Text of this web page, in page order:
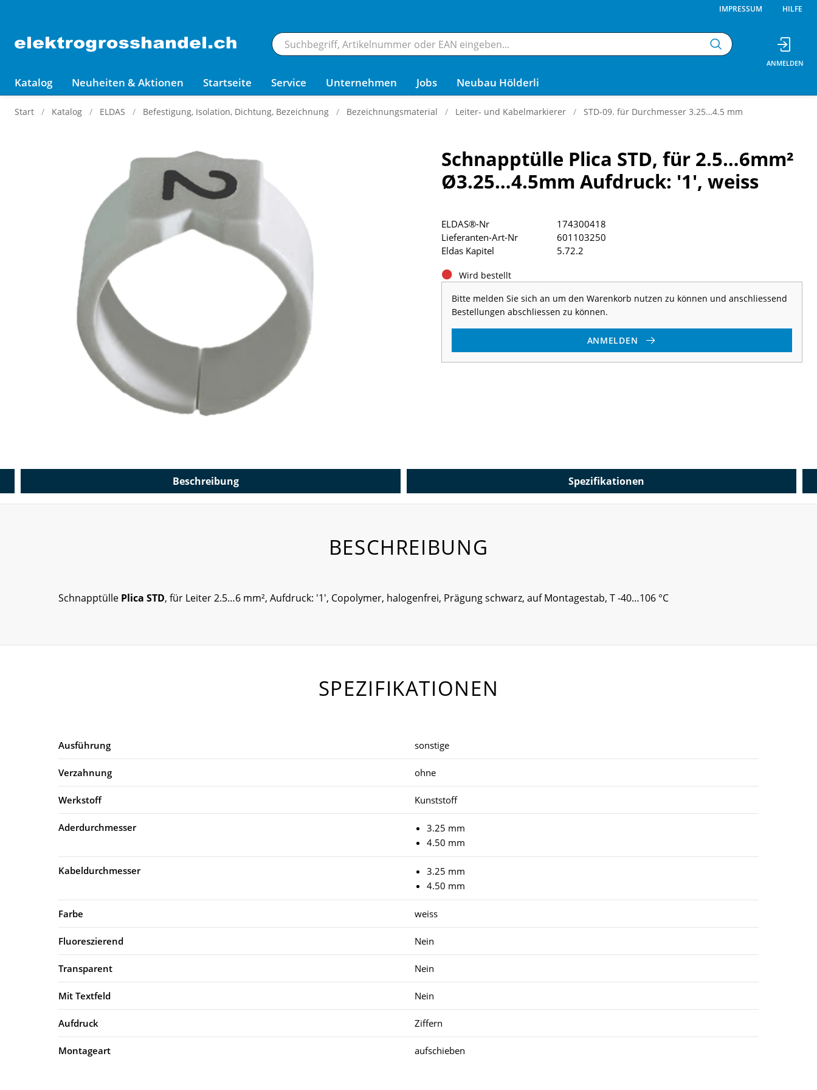
IMPRESSUM HILFE
Katalog Neuheiten & Aktionen Startseite Service Unternehmen Jobs Neubau Hölderli
Start Katalog ELDAS Befestigung, Isolation, Dichtung, Bezeichnung Bezeichnungsmaterial Leiter- und Kabelmarkierer STD-09. für Durchmesser 3.25…4.5 mm
Schnapptülle Plica STD, für 2.5…6mm²
Ø3.25…4.5mm Aufdruck: '1', weiss
Wird bestellt
Bitte melden Sie sich an um den Warenkorb nutzen zu können und anschliessend
Bestellungen abschliessen zu können.
ANMELDEN
ELDAS®-Nr
174300418
Lieferanten-Art-Nr
601103250
Eldas Kapitel
5.72.2
Beschreibung Spezifikationen
BESCHREIBUNG
Schnapptülle Plica STD, für Leiter 2.5…6 mm², Aufdruck: '1', Copolymer, halogenfrei, Prägung schwarz, auf Montagestab, T -40…106 °C
SPEZIFIKATIONEN
Ausführung sonstige
Verzahnung ohne
Werkstoff Kunststoff
Aderdurchmesser
3.25 mm
4.50 mm
Kabeldurchmesser
3.25 mm
4.50 mm
Farbe weiss
Fluoreszierend Nein
Transparent Nein
Mit Textfeld Nein
Aufdruck Ziffern
Montageart aufschieben